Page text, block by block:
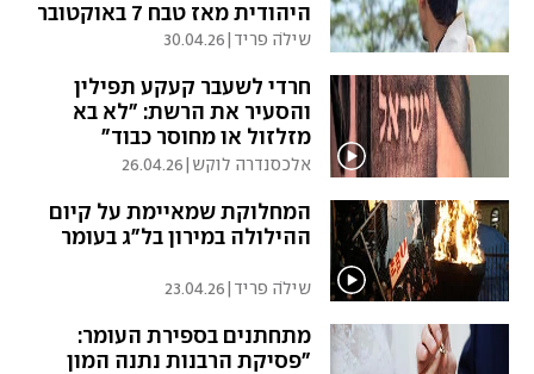
היהודית מאז טבח 7 באוקטובר
שילֹה פריד 30.04.26
חרדי לשעבר קעקע תפילין
והסעיר את הרשת: "לא בא
מזלזול או מחוסר כבוד"
אלכסנדרה לוקש 26.04.26
המחלוקת שמאיימת על קיום
ההילולה במירון בל"ג בעומר
שילֹה פריד 23.04.26
מתחתנים בספירת העומר:
"פסיקת הרבנות נתנה המון